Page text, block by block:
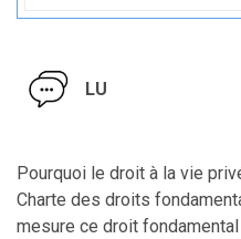
LU
Pourquoi le droit à la vie
Charte des droits
mesure ce droit